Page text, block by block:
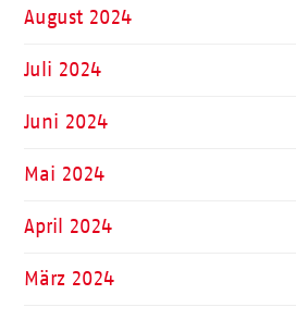
August 2024
Juli 2024
Juni 2024
Mai 2024
April 2024
März 2024